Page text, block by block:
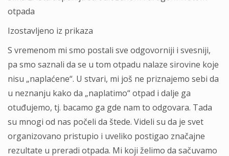
otpada
Izostavljeno iz prikaza
S vremenom mi smo postali sve odgovorniji i svesniji,
pa smo saznali da se u tom otpadu nalaze sirovine koje
nisu „naplaćene“. U stvari, mi još ne priznajemo sebi da
u neznanju kako da „naplatimo“ otpad i dalje ga
otuđujemo, tj. bacamo ga gde nam to odgovara. Tada
su mnogi od nas počeli da štede. Videli su da je svet
organizovano pristupio i uveliko postigao značajne
rezultate u preradi otpada. Mi koji želimo da sačuvamo